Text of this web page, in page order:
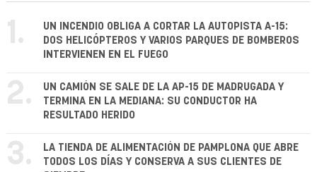
1.
UN INCENDIO OBLIGA A CORTAR LA AUTOPISTA A-15:
DOS HELICÓPTEROS Y VARIOS PARQUES DE BOMBEROS
INTERVIENEN EN EL FUEGO
2.
UN CAMIÓN SE SALE DE LA AP-15 DE MADRUGADA Y
TERMINA EN LA MEDIANA: SU CONDUCTOR HA
RESULTADO HERIDO
3.
LA TIENDA DE ALIMENTACIÓN DE PAMPLONA QUE ABRE
TODOS LOS DÍAS Y CONSERVA A SUS CLIENTES DE